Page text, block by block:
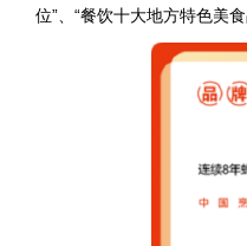
位”、“餐饮十大地方特色美